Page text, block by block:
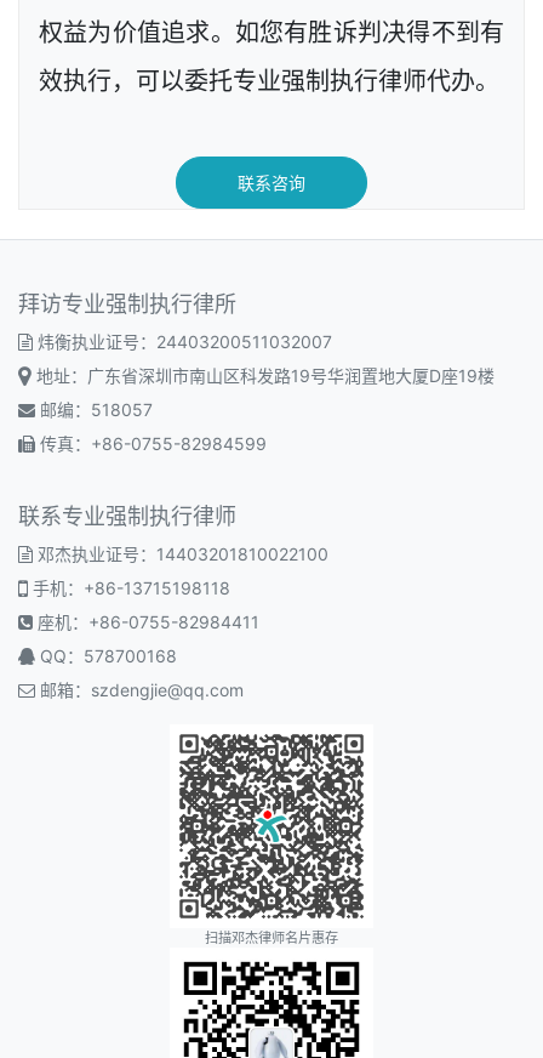
权益为价值追求。如您有胜诉判决得不到有
效执行，可以委托专业强制执行律师代办。
联系咨询
拜访专业强制执行律所
炜衡执业证号：24403200511032007
地址：广东省深圳市南山区科发路19号华润置地大厦D座19楼
邮编：518057
传真：+86-0755-82984599
联系专业强制执行律师
邓杰执业证号：14403201810022100
手机：+86-13715198118
座机：+86-0755-82984411
QQ：578700168
邮箱： szdengjie@qq.com
扫描邓杰律师名片惠存